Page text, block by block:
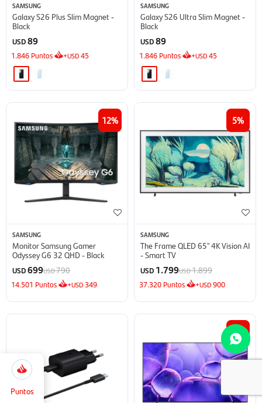
Puntos
Selecciona
la
cantidad
5.166
Cerrar
SAMSUNG
Galaxy S26 Plus Slim Magnet -
Black
USD89
1.846 Puntos +USD45
SAMSUNG
Galaxy S26 Ultra Slim Magnet -
Black
USD89
1.846 Puntos +USD45
12
SAMSUNG
Monitor Samsung Gamer
Odyssey G6 32 QHD - Black
USD699USD790
14.501 Puntos +USD 349
5
SAMSUNG
The Frame QLED 65'' 4K Vision AI
- Smart TV
USD 1.799USD1.899
37.320 Puntos +USD900
14